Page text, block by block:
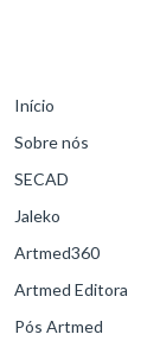
Início
Sobre nós
SECAD
Jaleko
Artmed360
Artmed Editora
Pós Artmed